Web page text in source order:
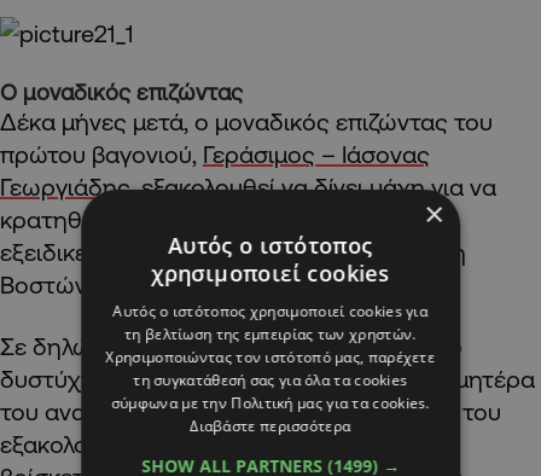
Ο μοναδικός επιζώντας
Δέκα μήνες μετά, ο μοναδικός επιζώντας του
πρώτου βαγονιού, Γεράσιμος – Ιάσονας
Γεωργιάδης, εξακολουθεί να δίνει μάχη για να
κρατηθεί στη ζωή, αφού νοσηλεύεται σε
εξειδικευμένο κέντρο αποκατάστασης στη
Βοστώνη.
Σε δηλώσεις της, για πρώτη φορά μετά το
δυστύχημα και σχεδόν ένα χρόνο μετά, η μητέρα
του αναφέρει ότι η κατάσταση της υγείας του
εξακολουθεί να είναι ιδιαίτερα κρίσιμη και
×
Αυτός ο ιστότοπος
χρησιμοποιεί cookies
Αυτός ο ιστότοπος χρησιμοποιεί cookies για
τη βελτίωση της εμπειρίας των χρηστών.
Χρησιμοποιώντας τον ιστότοπό μας, παρέχετε
τη συγκατάθεσή σας για όλα τα cookies
σύμφωνα με την Πολιτική μας για τα cookies.
Διαβάστε περισσότερα
SHOW ALL PARTNERS (1499) →